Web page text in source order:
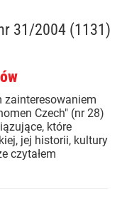
31/2004 (1131)
zainteresowaniem
Czech" (nr 28)
które
jej historii, kultury
czytałem